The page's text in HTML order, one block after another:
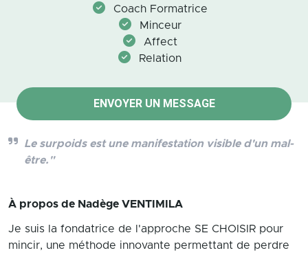
Coach Formatrice
Minceur
Affect
Relation
ENVOYER UN MESSAGE
Le surpoids est une manifestation visible d'un mal-
être."
À propos de Nadège VENTIMILA
Je suis la fondatrice de l'approche SE CHOISIR pour
mincir, une méthode innovante permettant de perdre